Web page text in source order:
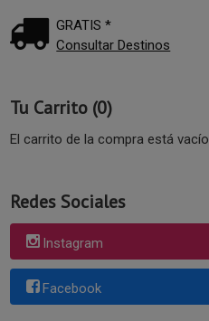
GRATIS *
Consultar Destinos
Tu Carrito (0)
El carrito de la compra está vacío
Redes Sociales
Instagram
Facebook